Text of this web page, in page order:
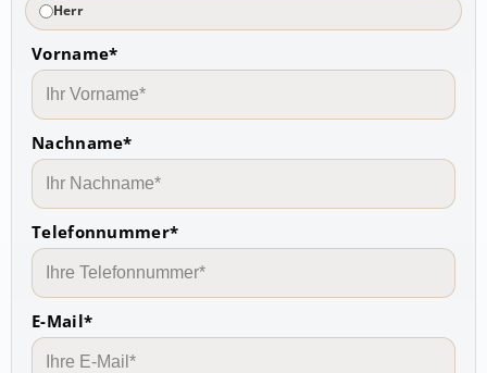
Herr
Vorname*
Nachname*
Telefonnummer*
E-Mail*